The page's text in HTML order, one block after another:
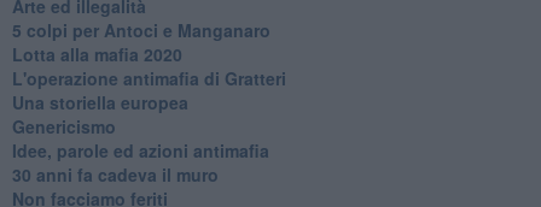
Arte ed illegalità
​5 colpi per Antoci e Manganaro
Lotta alla mafia 2020
L'operazione antimafia di Gratteri
Una storiella europea
Genericismo
Idee, parole ed azioni antimafia
30 anni fa cadeva il muro
Non facciamo feriti